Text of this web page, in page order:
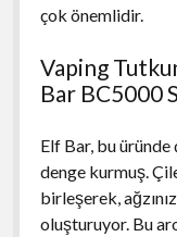
çok önemlidir.
Vaping
Bar BC5000
Elf Bar, bu
denge kurmuş.
birleşerek,
oluşturuyor. Bu